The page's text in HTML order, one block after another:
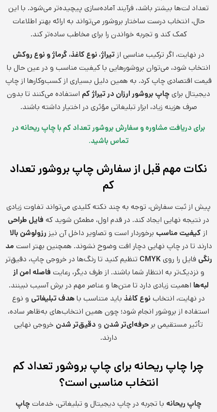
تعداد لت‌ها بیشتر باشد، فرآیند آماده‌سازی پیچیده‌تر می‌شود. با این
حال، انتخاب درست ساختار بروشور می‌تواند به ارائه بهتر اطلاعات
کمک کند و تجربه خواندن را برای مخاطب ساده‌تر کند.
در نهایت، اگر ترکیب مناسبی ازتیراژ، نوع کاغذ، گرماژ و نوع روکش
انتخاب شود، می‌توان بروشورهایی با کیفیت مناسب و در عین حال با
قیمت اقتصادی چاپ کرد. به همین دلیل بسیاری از کسب‌وکارها از چاپ
دیجیتال برایچاپ بروشور ارزان در تیراژ کم استفاده می‌کنند تا بدون
صرف هزینه زیاد، ابزار تبلیغاتی مؤثری در اختیار داشته باشند.
برای دریافت مشاوره و سفارش بروشور تعداد کم با چاپ ریحانه در
تماس باشید.
نکات مهم قبل از سفارش چاپ بروشور تعداد
کم
پیش از ثبت سفارش، توجه به چند نکته کلیدی می‌تواند تفاوت زیادی
در نتیجه نهایی ایجاد کند. در قدم اول، مطمئن شوید که فایل طراحی
از کیفیت مناسب برخوردار است و تصاویر داخل آن نیز رزولوشن بالا
دارند تا در چاپ نهایی دچار افت وضوح نشوند. همچنین بهتر است مد
رنگی فایل را رویCMYK تنظیم کنید تا رنگ‌ها در خروجی چاپ، دقیق‌تر
و نزدیک‌تر به انتظار شما باشند. از طرف دیگر، رعایت فاصله امن از
لبه‌ها اهمیت زیادی دارد تا متن‌ها و عناصر مهم در برش آسیب نبینند.
در نهایت، انتخاب نوع کاغذ باید متناسب باهدف تبلیغاتی و نوع
استفاده از بروشور انجام شود؛ چون همین انتخاب‌های به‌ظاهر ساده،
تأثیر مستقیمی بر حرفه‌ای‌تر شدن و دقیق‌تر شدن خروجی نهایی
دارند.
چرا چاپ ریحانه برای چاپ بروشور تعداد کم
انتخاب مناسبی است؟
چاپ ریحانه با تجربه در چاپ دیجیتال و تبلیغاتی، خدماتچاپ